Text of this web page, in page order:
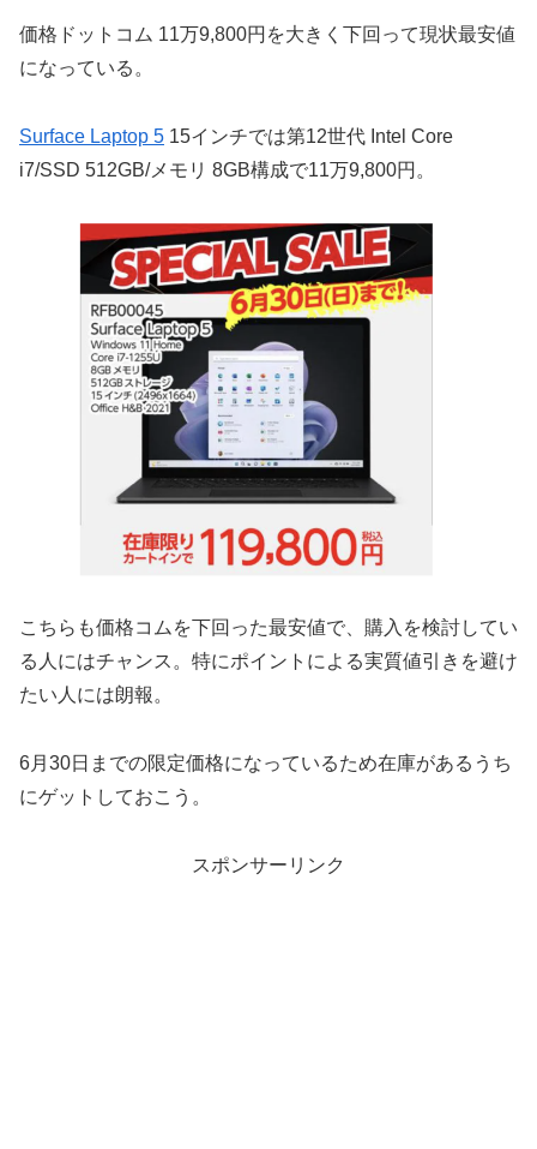
価格ドットコム 11万9,800円を大きく下回って現状最安値
になっている。
Surface Laptop 5 15インチでは第12世代 Intel Core
i7/SSD 512GB/メモリ 8GB構成で11万9,800円。
こちらも価格コムを下回った最安値で、購入を検討してい
る人にはチャンス。特にポイントによる実質値引きを避け
たい人には朗報。
6月30日までの限定価格になっているため在庫があるうち
にゲットしておこう。
スポンサーリンク